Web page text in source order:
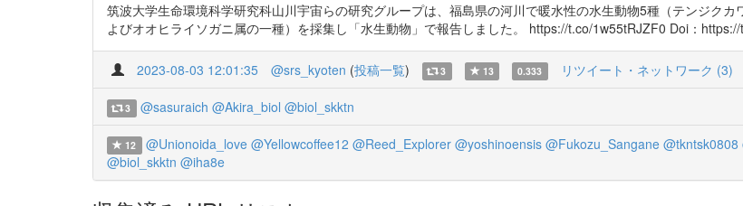
筑波大学生命環境科学研究科山川宇宙らの研究グループは、福島県の河川で暖水性の水生動物5種（テンジク
よびオオヒライソガニ属の一種）を採集し「水生動物」で報告しました。 https://t.co/1w55tRJZF0 Doi：
2023-08-03 12:01:35 @srs_kyoten (投稿一覧) 3 13 0.333 リツイート・ネットワーク (3)
3 @sasuraich @Akira_biol @biol_skktn
12 @Unionoida_love @Yellowcoffee12 @Reed_Explorer @yoshinoensis @Fukozu_Sangane @tkntsk0808
@biol_skktn @iha8e